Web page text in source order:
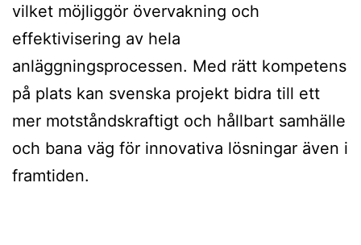
vilket möjliggör övervakning och
effektivisering av hela
anläggningsprocessen. Med rätt kompetens
på plats kan svenska projekt bidra till ett
mer motståndskraftigt och hållbart samhälle
och bana väg för innovativa lösningar även i
framtiden.